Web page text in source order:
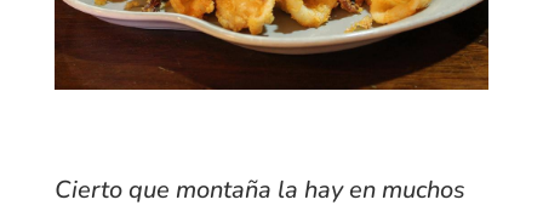
Cierto que montaña la hay en muchos